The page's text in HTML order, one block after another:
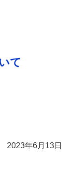
て
2023年6月13日